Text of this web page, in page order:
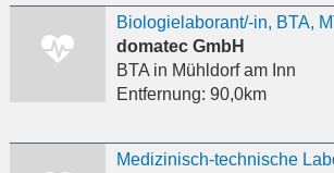
domatec GmbH
BTAin Mühldorf am Inn
Entfernung: 90,0km